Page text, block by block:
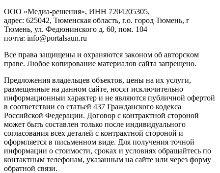
ООО «Медиа-решения», ИНН 7204205305,
адрес: 625042, Тюменская область, г.о. город Тюмень, г
Тюмень, ул. Федюнинского д. 60, пом. 104
почта: info@portalsaun.ru
Вce прaвa зaщищeны и oxpaняютcя зaкoнoм oб aвтopcкoм
прaве. Любoe кoпиpoвaниe мaтepиaлов caйтa зaпpeщeнo.
Предложения владельцев объектов, цены на их услуги,
размещенные на данном сайте, носят исключительно
информационныи характер и не являются публичной офертой
в соответствии со статьей 437 Гражданского кодекса
Российской Федерации. Договор с контрактной стороной
может быть составлен только после индивидуального
согласования всех деталей с контрактной стороной и
оформляется в письменном виде. Для получения точной
информации о стоимости, сроках и условиях обращайтесь по
контактным телефонам, указанным на сайте или через форму
обратной связи.